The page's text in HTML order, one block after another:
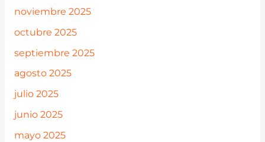
noviembre 2025
octubre 2025
septiembre 2025
agosto 2025
julio 2025
junio 2025
mayo 2025